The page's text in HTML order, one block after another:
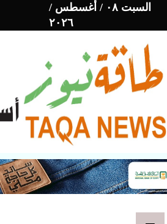
السبت ٠٨ / أغسطس /
٢٠٢٦